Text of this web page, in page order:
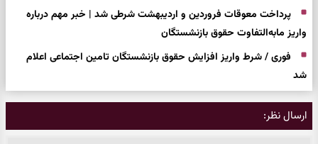
پرداخت معوقات فروردین و اردیبهشت شرطی شد | خبر مهم درباره
واریز مابه‌التفاوت حقوق بازنشستگان
فوری / شرط واریز افزایش حقوق بازنشستگان تامین اجتماعی اعلام
شد
ارسال نظر: